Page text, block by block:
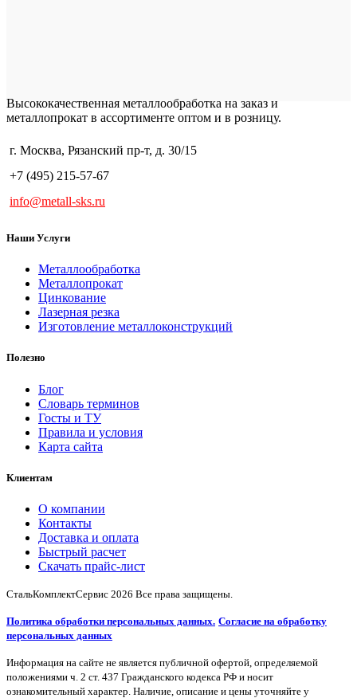
Высококачественная металлообработка на заказ и
металлопрокат в ассортименте оптом и в розницу.
г. Москва, Рязанский пр-т, д. 30/15
+7 (495) 215-57-67
info@metall-sks.ru
Наши Услуги
Металлообработка
Металлопрокат
Цинкование
Лазерная резка
Изготовление металлоконструкций
Полезно
Блог
Словарь терминов
Госты и ТУ
Правила и условия
Карта сайта
Клиентам
О компании
Контакты
Доставка и оплата
Быстрый расчет
Скачать прайс-лист
СтальКомплектСервис 2026 Все права защищены.
Политика обработки персональных данных. Согласие на обработку
персональных данных
Информация на сайте не является публичной офертой, определяемой
положениями ч. 2 ст. 437 Гражданского кодекса РФ и носит
ознакомительный характер. Наличие, описание и цены уточняйте у